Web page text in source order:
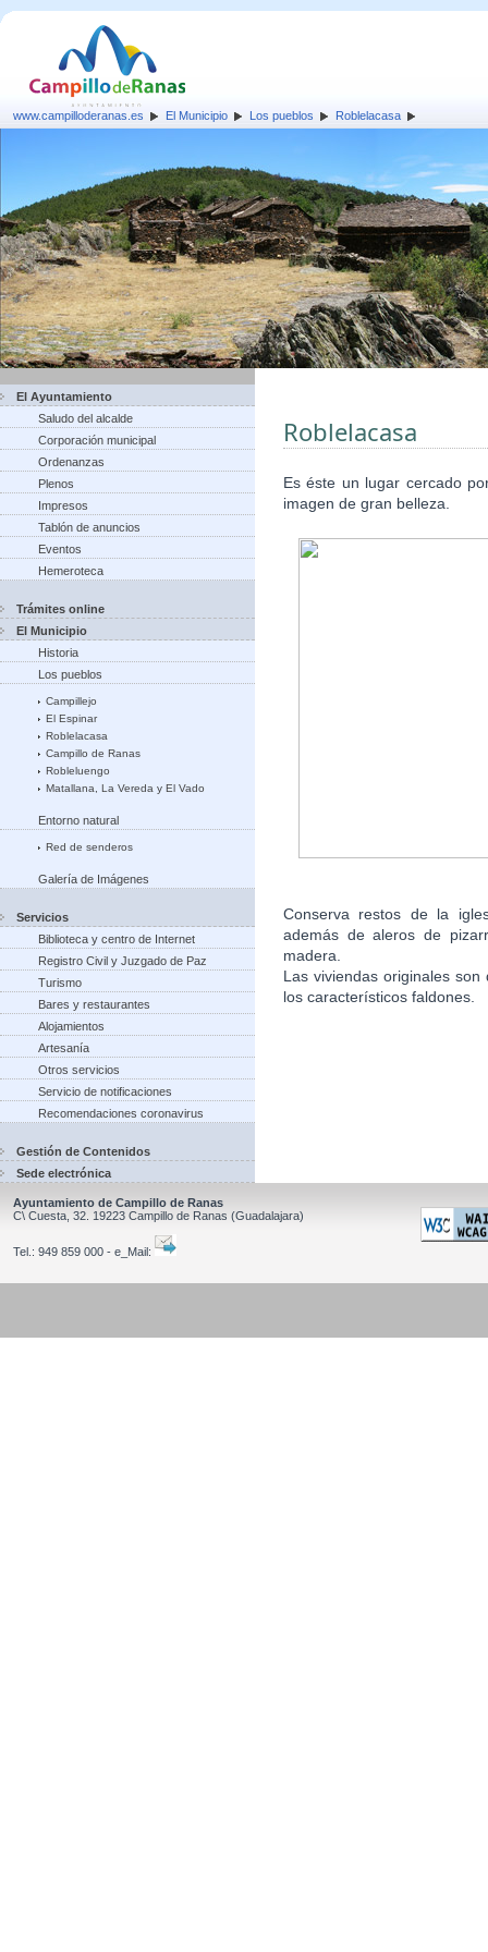
www.campilloderanas.es El Municipio Los pueblos Roblelacasa
El Ayuntamiento
Saludo del alcalde
Corporación municipal
Ordenanzas
Plenos
Impresos
Tablón de anuncios
Eventos
Hemeroteca
Trámites online
El Municipio
Historia
Los pueblos
Campillejo
El Espinar
Roblelacasa
Campillo de Ranas
Robleluengo
Matallana, La Vereda y El Vado
Entorno natural
Red de senderos
Galería de Imágenes
Servicios
Biblioteca y centro de Internet
Registro Civil y Juzgado de Paz
Turismo
Bares y restaurantes
Alojamientos
Artesanía
Otros servicios
Servicio de notificaciones
Recomendaciones coronavirus
Gestión de Contenidos
Sede electrónica
Roblelacasa
Es éste un lugar cercado
imagen de gran belleza.
Conserva restos de la
además de aleros de
madera.
Las viviendas originales
los característicos faldones.
Ayuntamiento de Campillo de Ranas
C\ Cuesta, 32. 19223 Campillo de Ranas (Guadalajara)
Tel.: 949 859 000 - e_Mail: